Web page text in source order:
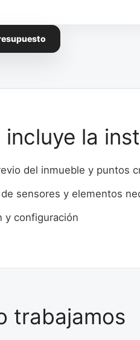
incluye la
del inmueble y puntos
sensores y elementos
y configuración
trabajamos